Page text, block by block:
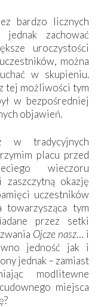
bardzo licznych
zachować
uroczystości
można
w skupieniu.
tej możliwości tym
w bezpośredniej
objawień.
w tradycyjnych
placu przed
wieczoru
okazję
uczestników
towarzysząca tym
przez setki
Ojcze nasz… i
jedność jak i
jednak – zamiast
modlitewne
miejsca